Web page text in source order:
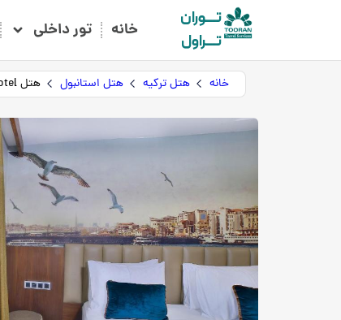
تـــوران
تـــراول
خانه تور داخلی
خانه هتل ترکیه هتل استانبول هتل The Tango Hotel هتل تانگو تقسیم